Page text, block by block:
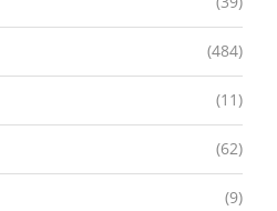
(484)
(11)
(62)
(9)